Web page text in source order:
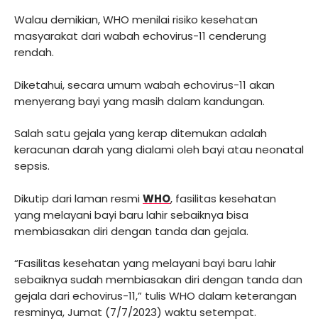
Walau demikian, WHO menilai risiko kesehatan
masyarakat dari wabah echovirus-11 cenderung
rendah.
Diketahui, secara umum wabah echovirus-11 akan
menyerang bayi yang masih dalam kandungan.
Salah satu gejala yang kerap ditemukan adalah
keracunan darah yang dialami oleh bayi atau neonatal
sepsis.
Dikutip dari laman resmiWHO, fasilitas kesehatan
yang melayani bayi baru lahir sebaiknya bisa
membiasakan diri dengan tanda dan gejala.
“Fasilitas kesehatan yang melayani bayi baru lahir
sebaiknya sudah membiasakan diri dengan tanda dan
gejala dari echovirus-11,” tulis WHO dalam keterangan
resminya, Jumat (7/7/2023) waktu setempat.